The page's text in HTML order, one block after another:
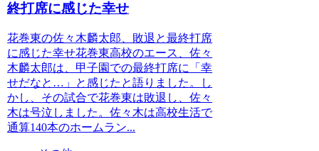
終打席に感じた幸せ
花巻東の佐々木麟太郎、敗退と最終打席
に感じた幸せ花巻東高校のエース、佐々
木麟太郎は、甲子園での最終打席に「幸
せだなと…」と感じたと語りました。し
かし、その試合で花巻東は敗退し、佐々
木は号泣しました。佐々木は高校生活で
通算140本のホームラン...